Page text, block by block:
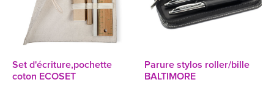
Set d'écriture,pochette
coton ECOSET
Parure stylos roller/bille
BALTIMORE